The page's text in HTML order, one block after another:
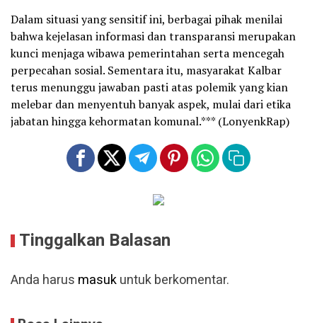
Dalam situasi yang sensitif ini, berbagai pihak menilai
bahwa kejelasan informasi dan transparansi merupakan
kunci menjaga wibawa pemerintahan serta mencegah
perpecahan sosial. Sementara itu, masyarakat Kalbar
terus menunggu jawaban pasti atas polemik yang kian
melebar dan menyentuh banyak aspek, mulai dari etika
jabatan hingga kehormatan komunal.*** (LonyenkRap)
Tinggalkan Balasan
Anda harus masukuntuk berkomentar.